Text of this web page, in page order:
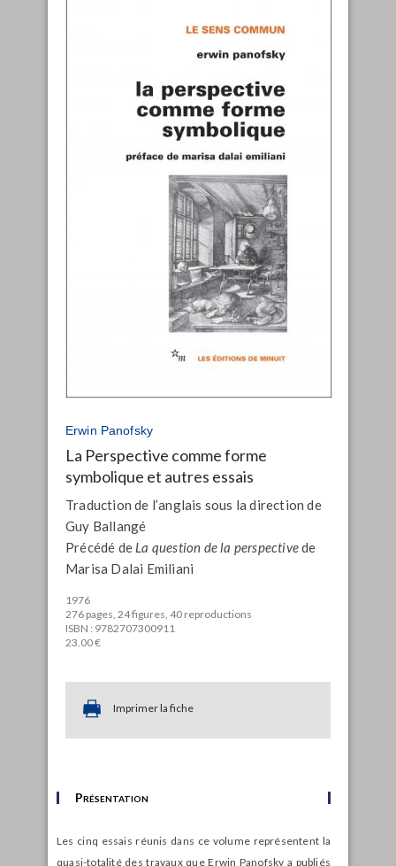
Erwin Panofsky
La Perspective comme forme
symbolique et autres essais
Traduction de l’anglais sous la direction de
Guy Ballangé
Précédé de La question de la perspectivede
Marisa Dalai Emiliani
1976
276 pages, 24 figures, 40 reproductions
ISBN : 9782707300911
23.00 €
Imprimer la fiche
Présentation
Les cinq essais réunis dans ce volume représentent la
quasi-totalité des travaux que Erwin Panofsky a publiés